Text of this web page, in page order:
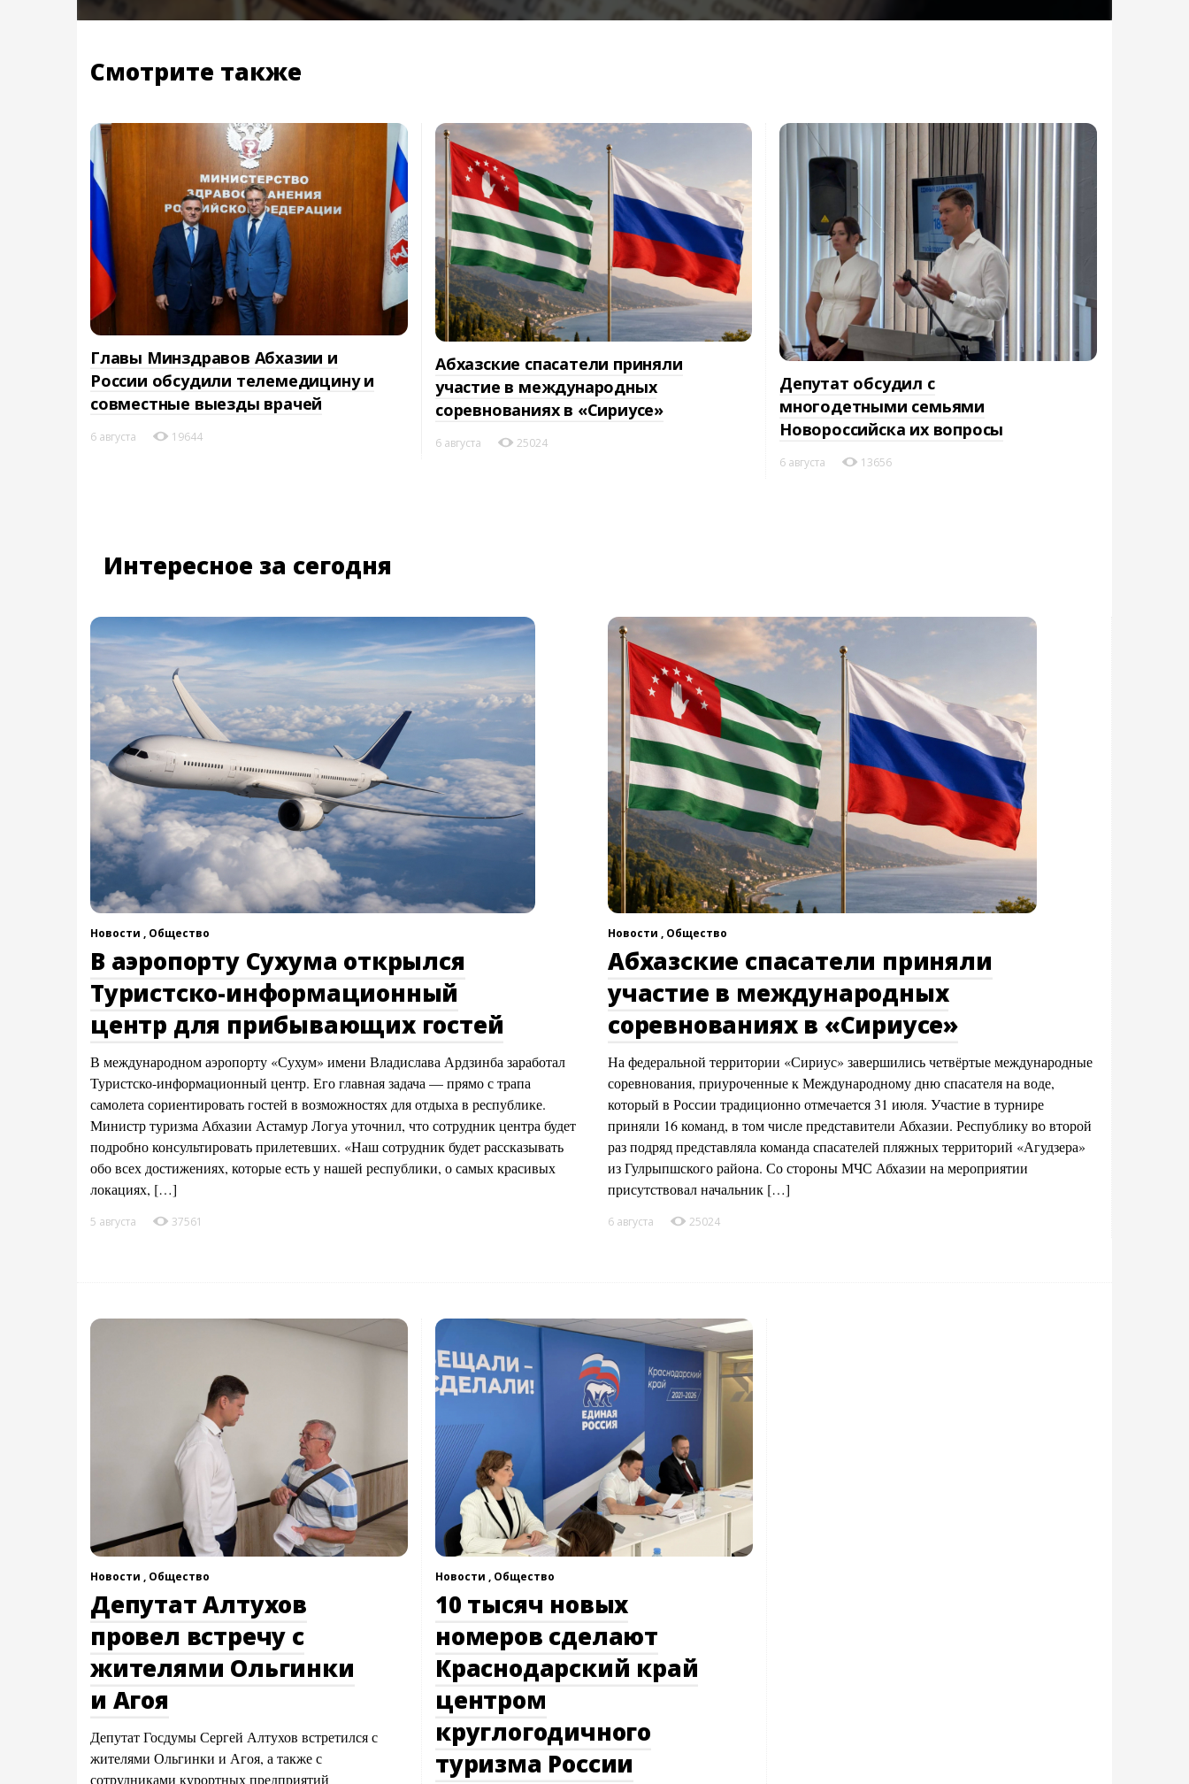
Смотрите также
Главы Минздравов Абхазии и
России обсудили телемедицину и
совместные выезды врачей
6 августа 19644
Абхазские спасатели приняли
участие в международных
соревнованиях в «Сириусе»
6 августа 25024
Депутат обсудил с
многодетными семьями
Новороссийска их вопросы
6 августа 13656
Интересное за сегодня
Новости , Общество
В аэропорту Сухума открылся
Туристско-информационный
центр для прибывающих гостей
В международном аэропорту «Сухум» имени Владислава Ардзинба заработал
Туристско-информационный центр. Его главная задача — прямо с трапа
самолета сориентировать гостей в возможностях для отдыха в республике.
Министр туризма Абхазии Астамур Логуа уточнил, что сотрудник центра будет
подробно консультировать прилетевших. «Наш сотрудник будет рассказывать
обо всех достижениях, которые есть у нашей республики, о самых красивых
локациях, […]
5 августа 37561
Новости , Общество
Абхазские спасатели приняли
участие в международных
соревнованиях в «Сириусе»
На федеральной территории «Сириус» завершились четвёртые международные
соревнования, приуроченные к Международному дню спасателя на воде,
который в России традиционно отмечается 31 июля. Участие в турнире
приняли 16 команд, в том числе представители Абхазии. Республику во второй
раз подряд представляла команда спасателей пляжных территорий «Агудзера»
из Гулрыпшского района. Со стороны МЧС Абхазии на мероприятии
присутствовал начальник […]
6 августа 25024
Новости , Общество
Депутат Алтухов
провел встречу с
жителями Ольгинки
и Агоя
Депутат Госдумы Сергей Алтухов встретился с
жителями Ольгинки и Агоя, а также с
сотрудниками курортных предприятий
Новости , Общество
10 тысяч новых
номеров сделают
Краснодарский край
центром
круглогодичного
туризма России